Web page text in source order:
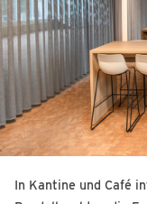
In Kantine und Café